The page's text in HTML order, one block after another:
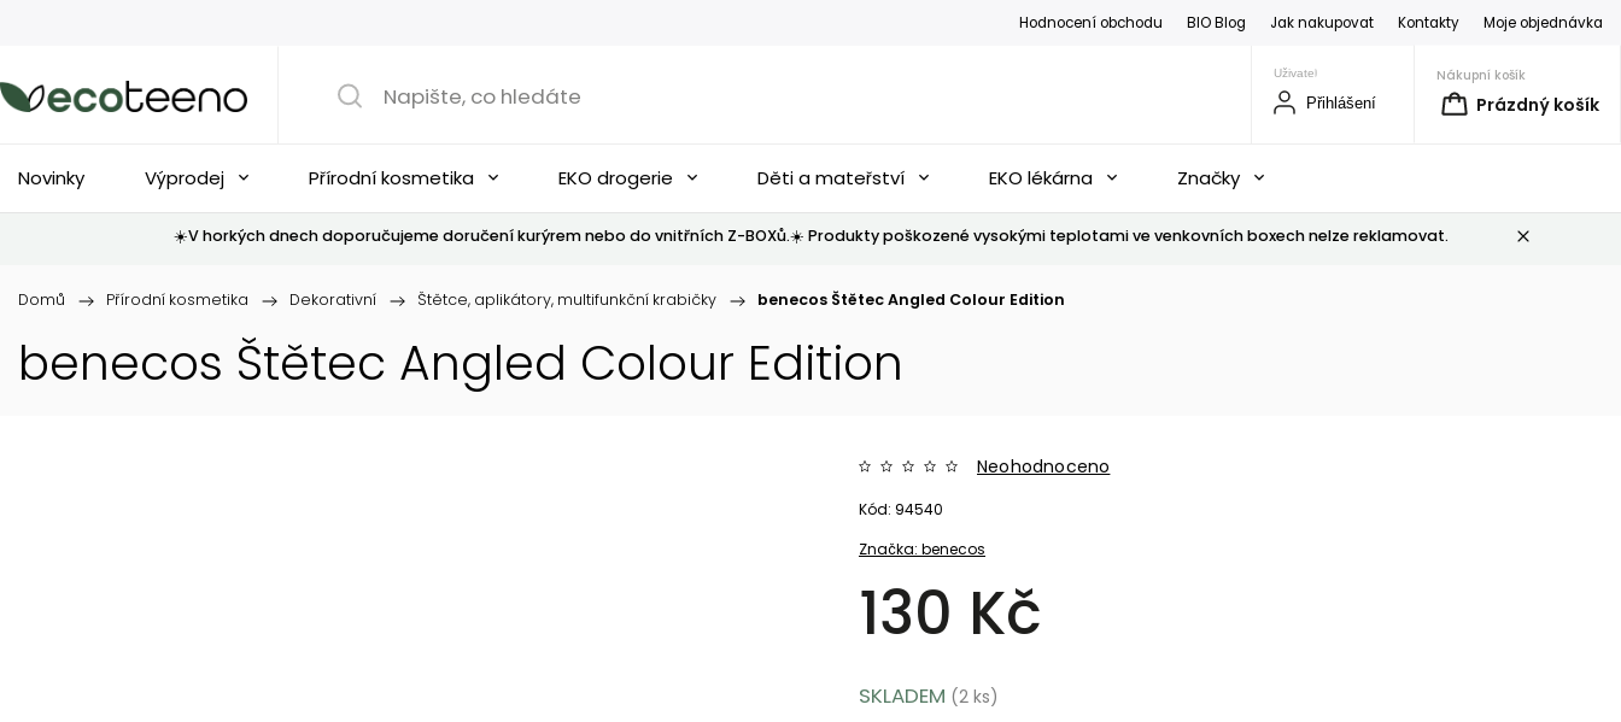
Hodnocení obchodu BIO Blog Jak nakupovat Kontakty Moje objednávka
Nákupní košík
Prázdný košík
Přihlášení
Novinky Výprodej Přírodní kosmetika EKO drogerie Děti a mateřství EKO lékárna Značky
☀️V horkých dnech doporučujeme doručení kurýrem nebo do vnitřních Z-BOXů.☀️ Produkty poškozené vysokými teplotami ve venkovních boxech nelze reklamovat.
Domů / Přírodní kosmetika / Dekorativní / Štětce, aplikátory, multifunkční krabičky / benecos Štětec Angled Colour Edition
benecos Štětec Angled Colour Edition
Značka:benecos
Neohodnoceno
130 Kč
Kód: 94540
SKLADEM (2 ks)